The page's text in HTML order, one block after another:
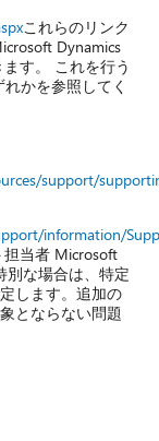
これらのリンク
Dynamics
す。 これを行う
かを参照してく
support/
information/
当者 Microsoft
別な場合は、特定
します。追加の
とならない問題